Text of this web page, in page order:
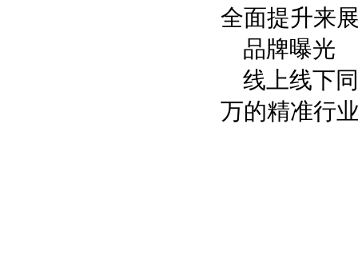
全面提升来
品牌曝光
线上线下
万的精准行